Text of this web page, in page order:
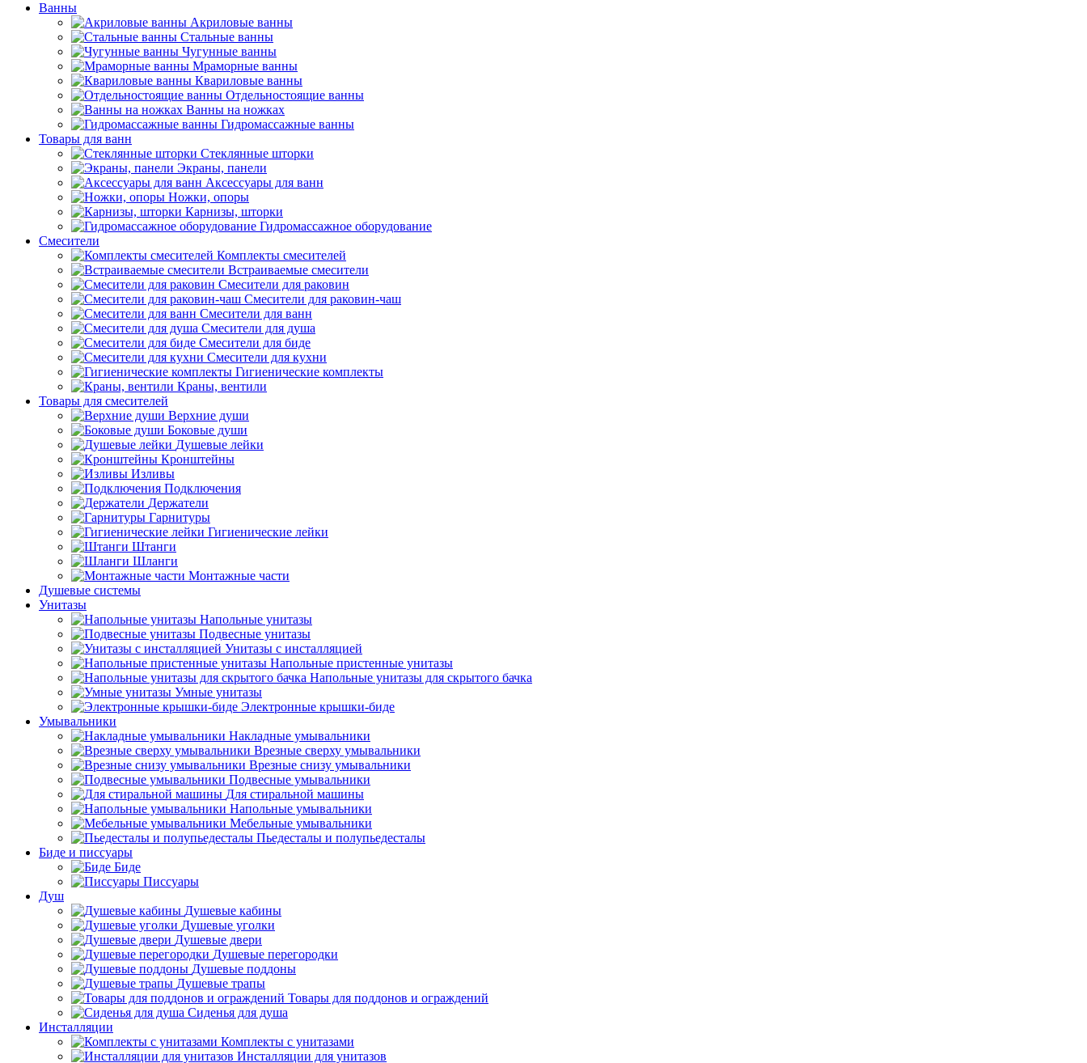
Ванны
Акриловые ванны
Стальные ванны
Чугунные ванны
Мраморные ванны
Квариловые ванны
Отдельностоящие ванны
Ванны на ножках
Гидромассажные ванны
Товары для ванн
Стеклянные шторки
Экраны, панели
Аксессуары для ванн
Ножки, опоры
Карнизы, шторки
Гидромассажное оборудование
Смесители
Комплекты смесителей
Встраиваемые смесители
Смесители для раковин
Смесители для раковин-чаш
Смесители для ванн
Смесители для душа
Смесители для биде
Смесители для кухни
Гигиенические комплекты
Краны, вентили
Товары для смесителей
Верхние души
Боковые души
Душевые лейки
Кронштейны
Изливы
Подключения
Держатели
Гарнитуры
Гигиенические лейки
Штанги
Шланги
Монтажные части
Душевые системы
Унитазы
Напольные унитазы
Подвесные унитазы
Унитазы с инсталляцией
Напольные пристенные унитазы
Напольные унитазы для скрытого бачка
Умные унитазы
Электронные крышки-биде
Умывальники
Накладные умывальники
Врезные сверху умывальники
Врезные снизу умывальники
Подвесные умывальники
Для стиральной машины
Напольные умывальники
Мебельные умывальники
Пьедесталы и полупьедесталы
Биде и писсуары
Биде
Писсуары
Душ
Душевые кабины
Душевые уголки
Душевые двери
Душевые перегородки
Душевые поддоны
Душевые трапы
Товары для поддонов и ограждений
Сиденья для душа
Инсталляции
Комплекты с унитазами
Инсталляции для унитазов